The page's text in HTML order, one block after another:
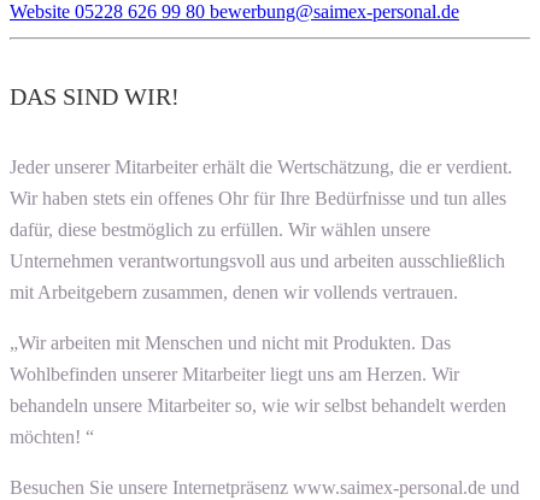
Website 05228 626 99 80 bewerbung@saimex-personal.de
DAS SIND WIR!
Jeder unserer Mitarbeiter erhält die Wertschätzung, die er verdient.
Wir haben stets ein offenes Ohr für Ihre Bedürfnisse und tun alles
dafür, diese bestmöglich zu erfüllen. Wir wählen unsere
Unternehmen verantwortungsvoll aus und arbeiten ausschließlich
mit Arbeitgebern zusammen, denen wir vollends vertrauen.
„Wir arbeiten mit Menschen und nicht mit Produkten. Das
Wohlbefinden unserer Mitarbeiter liegt uns am Herzen. Wir
behandeln unsere Mitarbeiter so, wie wir selbst behandelt werden
möchten! “
Besuchen Sie unsere Internetpräsenz www.saimex-personal.de und